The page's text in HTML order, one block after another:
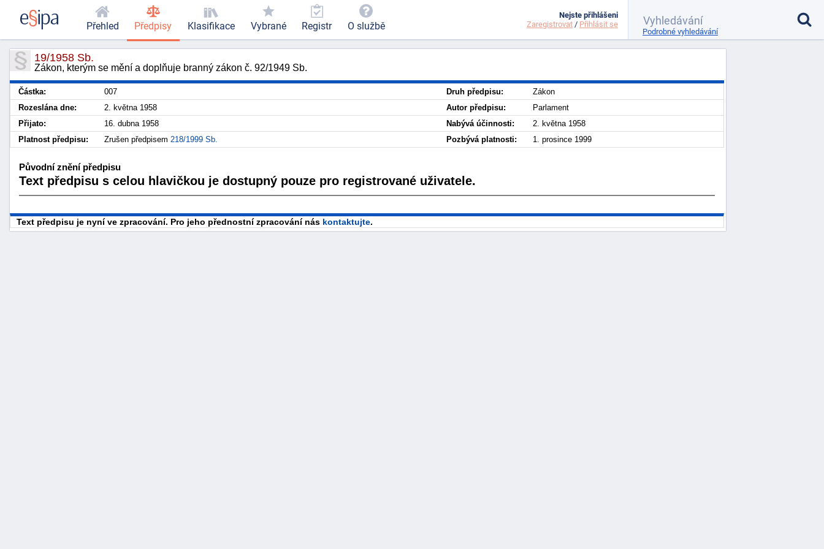
19/1958 Sb.
Zákon, kterým se mění a doplňuje branný zákon č. 92/1949 Sb.
Částka: 007 Druh předpisu:
Zákon
Rozeslána dne:
2. května 1958 Autor předpisu:
Parlament
Přijato:
16. dubna 1958 Nabývá účinnosti:
2. května 1958
Platnost předpisu:
Zrušen předpisem 218/1999 Sb. Pozbývá platnosti: 1. prosince 1999
Původní znění předpisu
Text předpisu s celou hlavičkou je dostupný pouze pro registrované uživatele.
Text předpisu je nyní ve zpracování. Pro jeho přednostní zpracování nás kontaktujte.
Přehled Předpisy Klasifikace Vybrané Registr O službě
Nejste přihlášeni
Zaregistrovat / Přihlásit se
Podrobné vyhledávání